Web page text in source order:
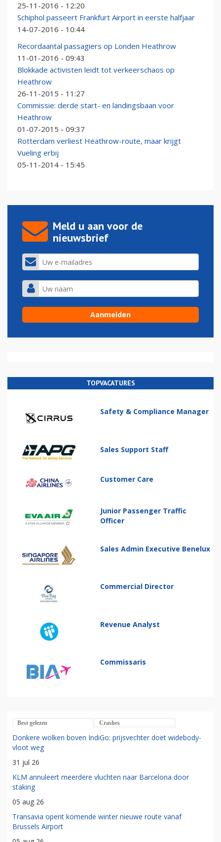
25-11-2016 - 12:20
Schiphol passeert Frankfurt Airport in eerste halfjaar
14-07-2016 - 10:44
Recordaantal passagiers op Londen Heathrow
11-01-2016 - 09:43
Blokkade activisten leidt tot verkeerschaos op
Heathrow
26-11-2015 - 11:27
Commissie: derde start- en landingsbaan voor
Heathrow
01-07-2015 - 09:37
Rotterdam verliest Heathrow-route, maar krijgt
Vueling erbij
05-11-2014 - 15:45
Meld u aan voor de
nieuwsbrief
TOPVACATURES
Safety & Compliance Manager
Sales Support Staff
Customer Care
Junior Passenger Traffic
Officer
Sales Admin Executive Benelux
Commercial Director
Revenue Analyst
Commissaris
Best gelezen Crashes
Donkere wolken boven IndiGo: prijsvechter doet widebody-
vloot weg
31 jul 26
KLM annuleert meerdere vluchten naar Barcelona door
staking
05 aug 26
Transavia opent komende winter nieuwe route vanaf
Brussels Airport